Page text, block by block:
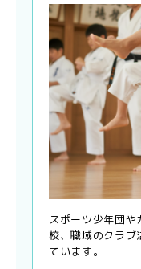
スポーツ少年団
校、職域のクラブ
ています。